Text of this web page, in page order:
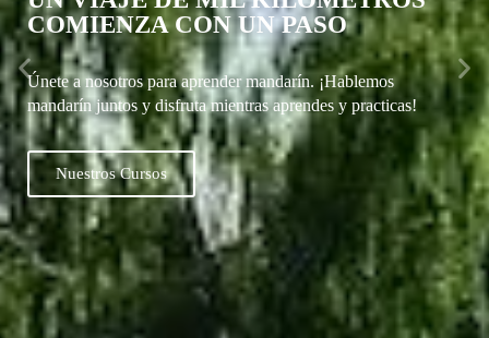
COMIENZA CON UN PASO
Únete a nosotros para aprender mandarín. ¡Hablemos
mandarín juntos y disfruta mientras aprendes y practicas!
Nuestros Cursos